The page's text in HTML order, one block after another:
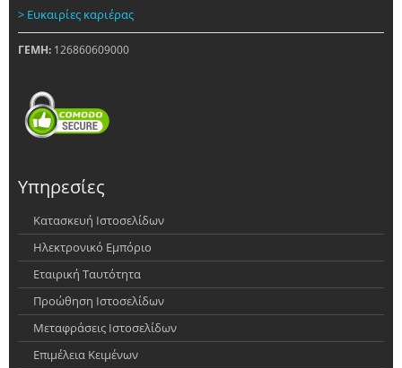
> Ευκαιρίες καριέρας
ΓΕΜΗ: 126860609000
Υπηρεσίες
Κατασκευή Ιστοσελίδων
Ηλεκτρονικό Εμπόριο
Εταιρική Ταυτότητα
Προώθηση Ιστοσελίδων
Μεταφράσεις Ιστοσελίδων
Επιμέλεια Κειμένων